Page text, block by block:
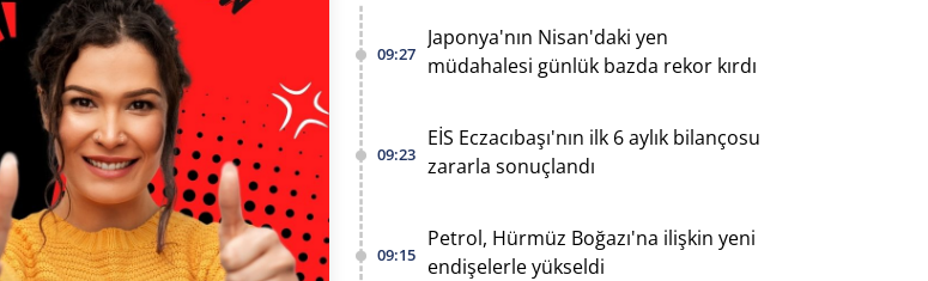
09:27
Japonya'nın Nisan'daki yen
müdahalesi günlük bazda rekor kırdı
09:23
EİS Eczacıbaşı'nın ilk 6 aylık bilançosu
zararla sonuçlandı
09:15
Petrol, Hürmüz Boğazı'na ilişkin yeni
endişelerle yükseldi